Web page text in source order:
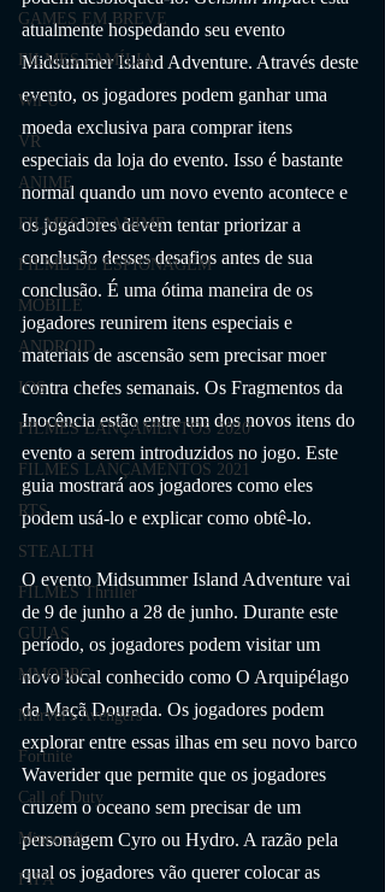
GAMES EM BREVE
FILMES FAMÍLIA
Wii U
VR
ANIME
FILMES DE ANIME
FILME DE ESPIONAGEM
MOBILE
ANDROID
IOS
FILMES LANÇAMENTOS 2020
FILMES LANÇAMENTOS 2021
RTS
STEALTH
FILMES Thriller
GUIAS
MMORPG
Marvel's Avengers
Fortnite
Call of Duty
Minecraft
FIFA
atualmente hospedando seu evento
Midsummer Island Adventure. Através deste
evento, os jogadores podem ganhar uma
moeda exclusiva para comprar itens
especiais da loja do evento. Isso é bastante
normal quando um novo evento acontece e
os jogadores devem tentar priorizar a
conclusão desses desafios antes de sua
conclusão. É uma ótima maneira de os
jogadores reunirem itens especiais e
materiais de ascensão sem precisar moer
contra chefes semanais. Os Fragmentos da
Inocência estão entre um dos novos itens do
evento a serem introduzidos no jogo. Este
guia mostrará aos jogadores como eles
podem usá-lo e explicar como obtê-lo.
O evento Midsummer Island Adventure vai
de 9 de junho a 28 de junho. Durante este
período, os jogadores podem visitar um
novo local conhecido como O Arquipélago
da Maçã Dourada. Os jogadores podem
explorar entre essas ilhas em seu novo barco
Waverider que permite que os jogadores
cruzem o oceano sem precisar de um
personagem Cyro ou Hydro. A razão pela
qual os jogadores vão querer colocar as